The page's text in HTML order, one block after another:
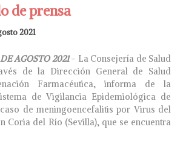
de prensa
2021
AGOSTO 2021- La Consejería de Salud
de la Dirección General de Salud
Farmacéutica, informa de la
de Vigilancia Epidemiológica de
de meningoencefalitis por Virus del
Coria del Río (Sevilla), que se encuentra